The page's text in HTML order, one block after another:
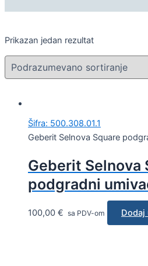
Prikazan jedan rezultat
Šifra: 500.308.01.1
Geberit Selnova Square
Geberit Selnova
podgradni
100,00 € sa PDV-om Dodaj